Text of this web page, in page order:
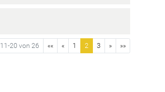
11-20 von 26 «« « 1 2 3 » »»